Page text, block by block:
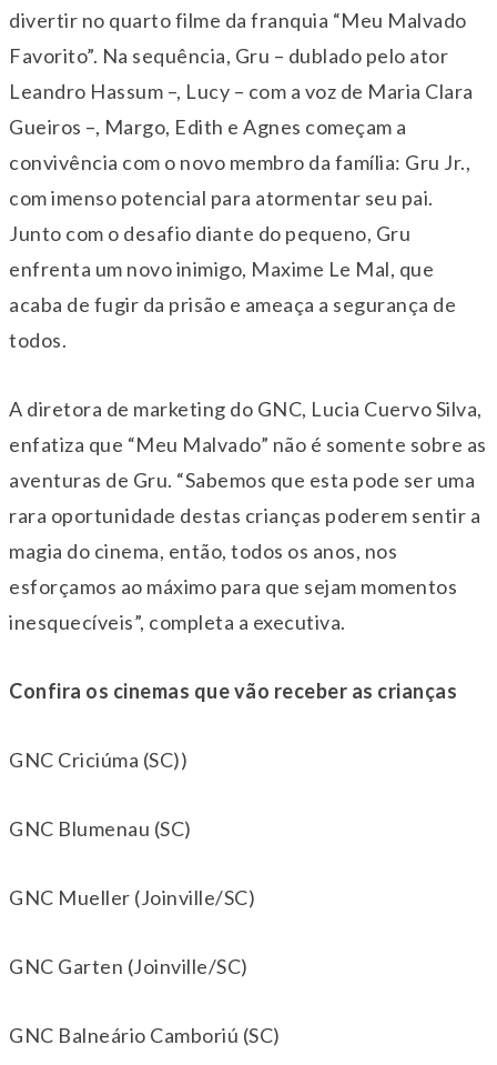
divertir no quarto filme da franquia “Meu Malvado
Favorito”. Na sequência, Gru – dublado pelo ator
Leandro Hassum –, Lucy – com a voz de Maria Clara
Gueiros –, Margo, Edith e Agnes começam a
convivência com o novo membro da família: Gru Jr.,
com imenso potencial para atormentar seu pai.
Junto com o desafio diante do pequeno, Gru
enfrenta um novo inimigo, Maxime Le Mal, que
acaba de fugir da prisão e ameaça a segurança de
todos.
A diretora de marketing do GNC, Lucia Cuervo Silva,
enfatiza que “Meu Malvado” não é somente sobre as
aventuras de Gru. “Sabemos que esta pode ser uma
rara oportunidade destas crianças poderem sentir a
magia do cinema, então, todos os anos, nos
esforçamos ao máximo para que sejam momentos
inesquecíveis”, completa a executiva.
Confira os cinemas que vão receber as crianças
GNC Criciúma (SC))
GNC Blumenau (SC)
GNC Mueller (Joinville/SC)
GNC Garten (Joinville/SC)
GNC Balneário Camboriú (SC)